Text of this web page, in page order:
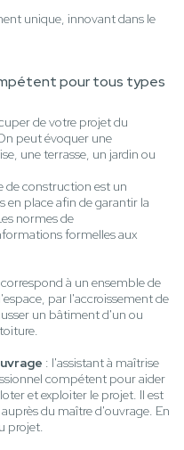
unique, innovant dans le
pour tous types
de votre projet du
peut évoquer une
une terrasse, un jardin ou
de construction est un
en place afin de garantir la
normes de
formelles aux
à un ensemble de
par l'accroissement de
un bâtiment d'un ou
: l'assistant à maîtrise
compétent pour aider
et exploiter le projet. Il est
du maître d'ouvrage. En
projet.